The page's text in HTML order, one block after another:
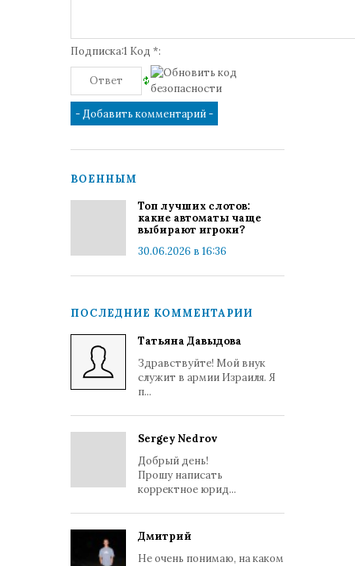
Подписка:1 Код *:
ВОЕННЫМ
Топ лучших слотов:
какие автоматы чаще
выбирают игроки?
30.06.2026 в 16:36
ПОСЛЕДНИЕ КОММЕНТАРИИ
Татьяна Давыдова
Здравствуйте! Мой внук
служит в армии Израиля. Я
п...
Sergey Nedrov
Добрый день!
Прошу написать
корректное юрид...
Дмитрий
Не очень понимаю, на каком